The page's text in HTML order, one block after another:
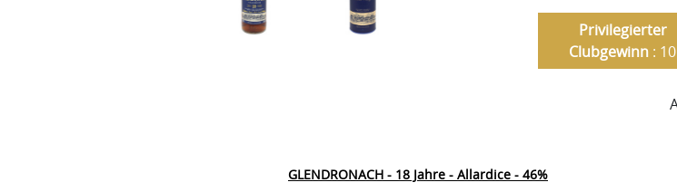
Privilegierter
Clubgewinn : 10
GLENDRONACH - 18 Jahre - Allardice - 46%